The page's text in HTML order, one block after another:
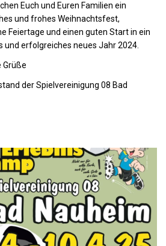
Euch und Euren Familien ein
und frohes Weihnachtsfest,
Feiertage und einen guten Start in ein
und erfolgreiches neues Jahr 2024.
Grüße
der Spielvereinigung 08 Bad